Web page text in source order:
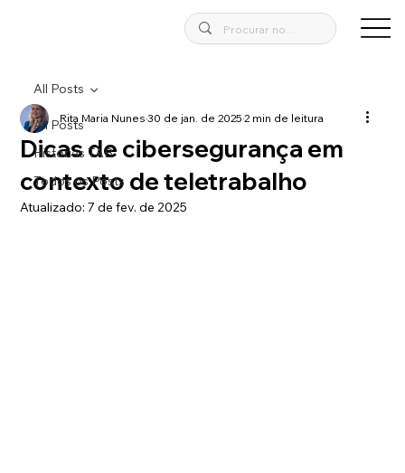
All Posts
Historias TAB
Todos os Posts
All Posts
Dicas de cibersegurança em
contexto de teletrabalho
Rita Maria Nunes30 de jan. de 20252 min de leitura
Atualizado:7 de fev. de 2025